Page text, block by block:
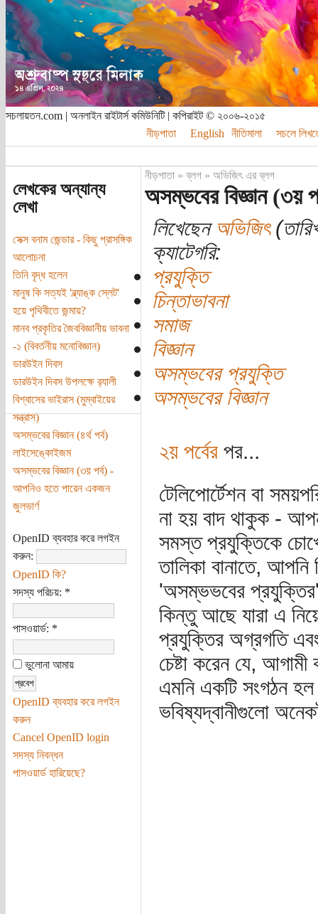
সচলায়তন.com | অনলাইন রাইটার্স কমিউনিটি | কপিরাইট © ২০০৬-২০১৫
নীড়পাতা
English নীতিমালা সচলে
লেখকের অন্যান্য
লেখা
সেক্স বনাম জেন্ডার - কিছু প্রাসঙ্গিক
আলোচনা
তিনি বৃদ্ধ হলেন
মানুষ কি সত্যই 'ব্ল্যাঙ্ক স্লেট'
হয়ে পৃথিবীতে জন্মায়?
মানব প্রকৃতির জৈববিজ্ঞানীয় ভাবনা
-১ (বিবর্তনীয় মনোবিজ্ঞান)
ডারউইন দিবস
ডারউইন দিবস উপলক্ষে র‌্যালী
বিশ্বাসের ভাইরাস (মুম্বাইয়ের
সন্ত্রাস)
অসম্ভবের বিজ্ঞান (৪র্থ পর্ব)
লাইসেঙ্কোইজম
অসম্ভবের বিজ্ঞান (৩য় পর্ব) -
আপনিও হতে পারেন একজন
জুলভার্ণ
OpenID ব্যবহার করে লগইন
করুন:
OpenID কি?
সদস্য পরিচয়: *
পাসওয়ার্ড: *
ভুলোনা আমায়
OpenID ব্যবহার করে লগইন
করুন
Cancel OpenID login
সদস্য নিবন্ধন
পাসওয়ার্ড হারিয়েছে?
নীড়পাতা»ব্লগ» অভিজিৎ এর ব্লগ
অসম্ভবের বিজ্ঞান (৩য়
লিখেছেন অভিজিৎ
ক্যাটেগরি:
প্রযুক্তি
চিন্তাভাবনা
সমাজ
বিজ্ঞান
অসম্ভবের প্রযুক্তি
অসম্ভবের বিজ্ঞান
২য় পর্বেরপর...
টেলিপোর্টেশন বা
না হয় বাদ থাকুক -
সমস্ত প্রযুক্তিকে
তালিকা বানাতে, আপনি
'অসম্ভভবের
কিন্তু আছে যারা এ
প্রযুক্তির অগ্রগতি এবং
চেষ্টা করেন যে,
এমনি একটি সংগঠন হল
ভবিষ্যদ্বানীগুলো